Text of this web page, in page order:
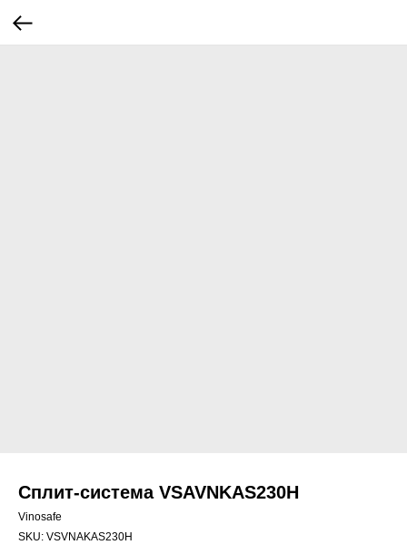
Сплит-система VSAVNKAS230H
Vinosafe
SKU: VSVNAKAS230H